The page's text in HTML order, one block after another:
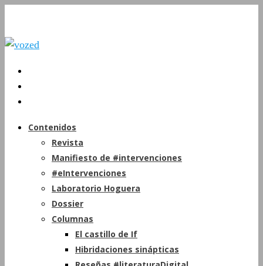
Contenidos
Revista
Manifiesto de #intervenciones
#eIntervenciones
Laboratorio Hoguera
Dossier
Columnas
El castillo de If
Hibridaciones sinápticas